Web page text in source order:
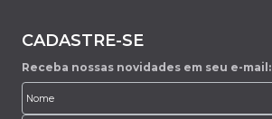
CADASTRE-SE
Receba nossas novidades em seu e-mail: